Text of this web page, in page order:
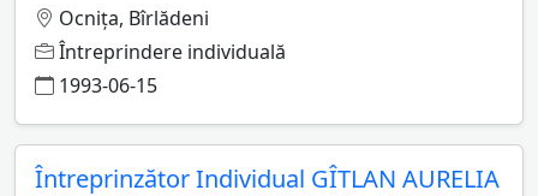
Ocniţa, Bîrlădeni
Întreprindere individuală
1993-06-15
Întreprinzător Individual GÎTLAN AURELIA